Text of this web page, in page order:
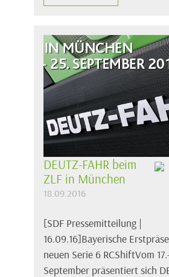
DEUTZ-FAHR beim
ZLF in München
18.09.2016
[SDF Pressemitteilung |
16.09.16]Bayerische
neuen Serie 6 RCShiftVom
September präsentiert sich